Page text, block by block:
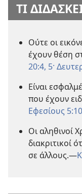
ΤΙ
Ούτε οι
έχουν θέση
20:4, 5·
Είναι
που έχουν
Εφεσίους 5:10
Οι αληθινοί
διακριτικοί
σε άλλους.—